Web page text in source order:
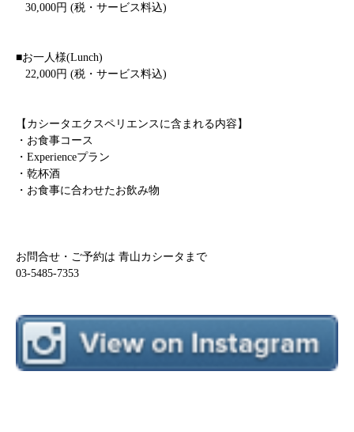
30,000円 (税・サービス料込)
■お一人様(Lunch)
22,000円 (税・サービス料込)
【カシータエクスペリエンスに含まれる内容】
・お食事コース
・Experienceプラン
・乾杯酒
・お食事に合わせたお飲み物
お問合せ・ご予約は 青山カシータまで
03-5485-7353